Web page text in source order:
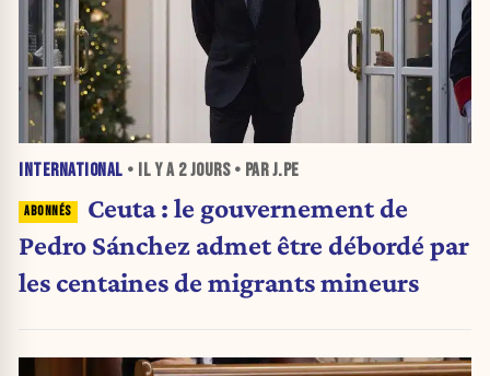
INTERNATIONAL • IL Y A 2 JOURS• PAR J.PE
Ceuta : le gouvernement de
Pedro Sánchez admet être débordé par
les centaines de migrants mineurs